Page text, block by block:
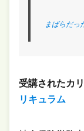
まばらだっ
受講されたカ
リキュラム